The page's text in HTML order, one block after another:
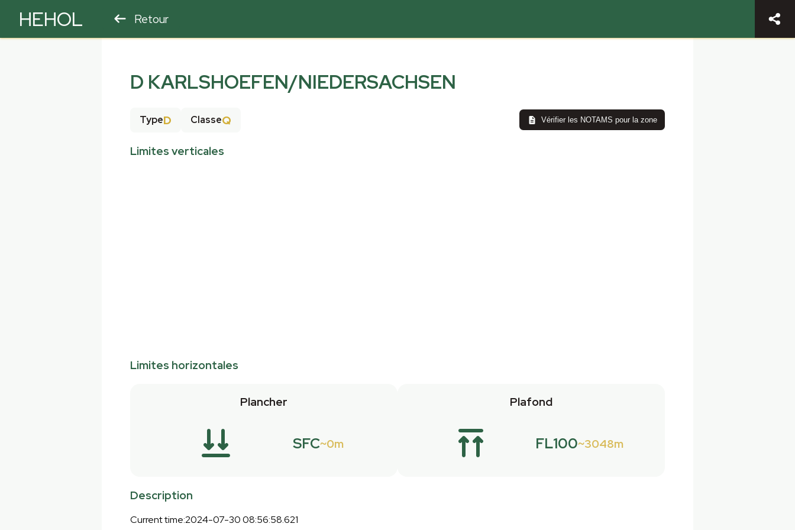
HEHOL Retour
D KARLSHOEFEN/NIEDERSACHSEN
TypeD ClasseQ Vérifier les NOTAMS pour la zone
Limites verticales
Limites horizontales
Plancher
SFC 0m
Plafond
FL100 3048m
Description
Current time:2024-07-30 08:56:58.621